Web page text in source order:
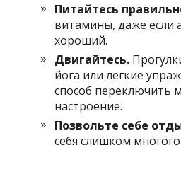
Питайтесь
витамины, даже если
хороший.
Двигайтесь.
йога или легкие
способ переключить
настроение.
Позвольте себе
себя слишком